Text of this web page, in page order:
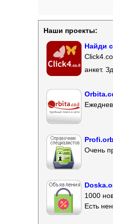
Наши проекты:
Найди
анкет.
Очень
1000
Есть